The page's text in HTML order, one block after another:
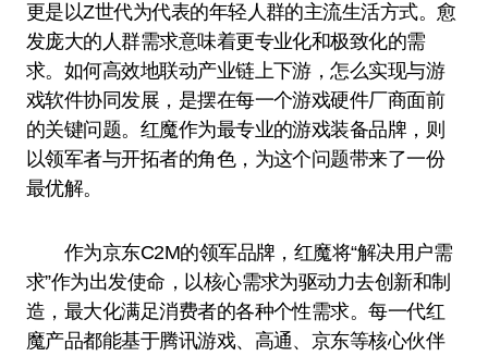
更是以Z世代为代表的年轻人群的主流生活方式。愈
发庞大的人群需求意味着更专业化和极致化的需
求。如何高效地联动产业链上下游，怎么实现与游
戏软件协同发展，是摆在每一个游戏硬件厂商面前
的关键问题。红魔作为最专业的游戏装备品牌，则
以领军者与开拓者的角色，为这个问题带来了一份
最优解。
作为京东C2M的领军品牌，红魔将“解决用户需
求”作为出发使命，以核心需求为驱动力去创新和制
造，最大化满足消费者的各种个性需求。每一代红
魔产品都能基于腾讯游戏、高通、京东等核心伙伴